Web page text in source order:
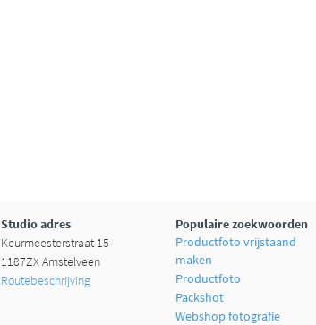
Studio adres
Keurmeesterstraat 15
1187ZX Amstelveen
Routebeschrijving
Populaire zoekwoorden
Productfoto vrijstaand
maken
Productfoto
Packshot
Webshop fotografie